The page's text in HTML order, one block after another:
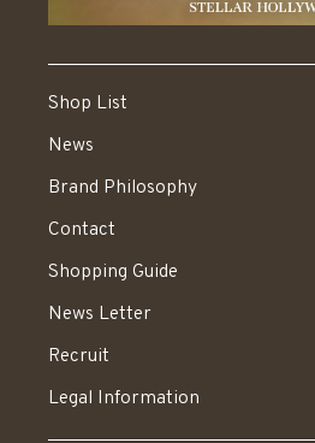
Shop List
News
Brand Philosophy
Contact
Shopping Guide
News Letter
Recruit
Legal Information